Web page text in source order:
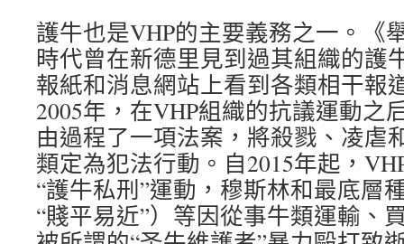
護牛也是VHP的主要義務之一。《
時代曾在新德里見到過其組織的護
報紙和消息網站上看到各類相干報
2005年，在VHP組織的抗議運動之
由過程了一項法案，將殺戮、凌虐
類定為犯法行動。自2015年起，
“護牛私刑”運動，穆斯林和最底層
“賤平易近”）等因從事牛類運輸、